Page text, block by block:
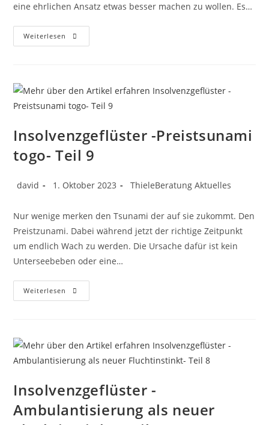
eine ehrlichen Ansatz etwas besser machen zu wollen. Es…
Weiterlesen
Insolvenzgeflüster -Preistsunami
togo- Teil 9
david 1. Oktober 2023 ThieleBeratung Aktuelles
Nur wenige merken den Tsunami der auf sie zukommt. Den
Preistzunami. Dabei während jetzt der richtige Zeitpunkt
um endlich Wach zu werden. Die Ursache dafür ist kein
Unterseebeben oder eine…
Weiterlesen
Insolvenzgeflüster -
Ambulantisierung als neuer